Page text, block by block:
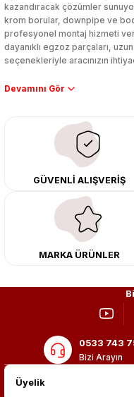
kazandıracak çözümler
krom borular, downpipe ve
profesyonel montaj hizmeti
dayanıklı egzoz parçaları,
seçenekleriyle aracınızın
Performans artışı isteyen
çıkma orijinal ürünler ile
tasarımını ve aerodinamisini
Tüm ürünlerimiz orijinal,
merkezimizde profesyonel
kargo ile teslimat
adres: Egzoz Sepeti.
GÜVENLİ ALIŞVERİŞ
MARKA ÜRÜNLER
0533 743
Bizi Arayın
Üyelik